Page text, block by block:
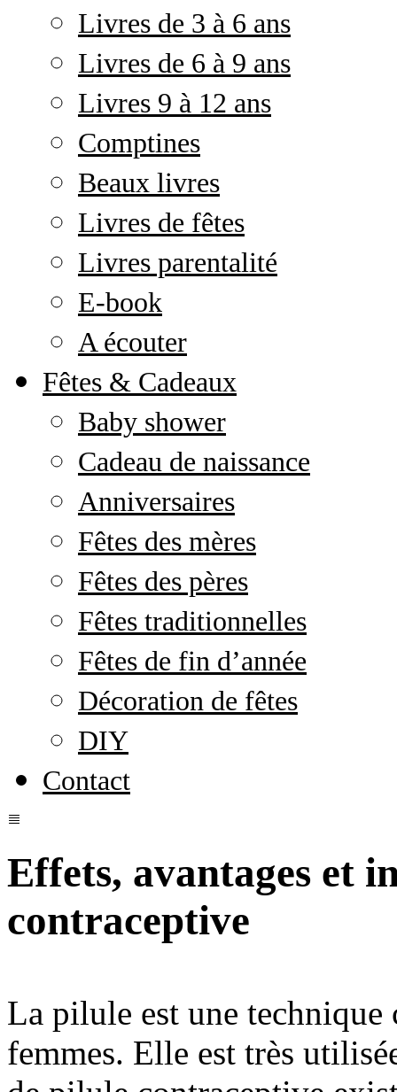
Livres de 3 à 6 ans
Livres de 6 à 9 ans
Livres 9 à 12 ans
Comptines
Beaux livres
Livres de fêtes
Livres parentalité
E-book
A écouter
Fêtes & Cadeaux
Baby shower
Cadeau de naissance
Anniversaires
Fêtes des mères
Fêtes des pères
Fêtes traditionnelles
Fêtes de fin d’année
Décoration de fêtes
DIY
Contact
Effets, avantages et
contraceptive
La pilule est une
femmes. Elle est très